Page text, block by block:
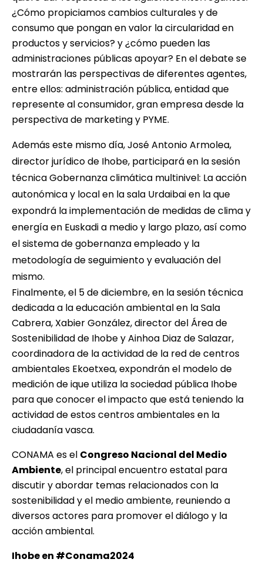
¿Cómo propiciamos cambios culturales y de
consumo que pongan en valor la circularidad en
productos y servicios? y ¿cómo pueden las
administraciones públicas apoyar? En el debate se
mostrarán las perspectivas de diferentes agentes,
entre ellos: administración pública, entidad que
represente al consumidor, gran empresa desde la
perspectiva de marketing y PYME.
Además este mismo día, José Antonio Armolea,
director jurídico de Ihobe, participará en la sesión
técnica Gobernanza climática multinivel: La acción
autonómica y local en la sala Urdaibai en la que
expondrá la implementación de medidas de clima y
energía en Euskadi a medio y largo plazo, así como
el sistema de gobernanza empleado y la
metodología de seguimiento y evaluación del
mismo.
Finalmente, el 5 de diciembre, en la sesión técnica
dedicada a la educación ambiental en la Sala
Cabrera, Xabier González, director del Área de
Sostenibilidad de Ihobe y Ainhoa Diaz de Salazar,
coordinadora de la actividad de la red de centros
ambientales Ekoetxea, expondrán el modelo de
medición de ique utiliza la sociedad pública Ihobe
para que conocer el impacto que está teniendo la
actividad de estos centros ambientales en la
ciudadanía vasca.
CONAMA es el Congreso Nacional del Medio
Ambiente, el principal encuentro estatal para
discutir y abordar temas relacionados con la
sostenibilidad y el medio ambiente, reuniendo a
diversos actores para promover el diálogo y la
acción ambiental.
Ihobe en #Conama2024